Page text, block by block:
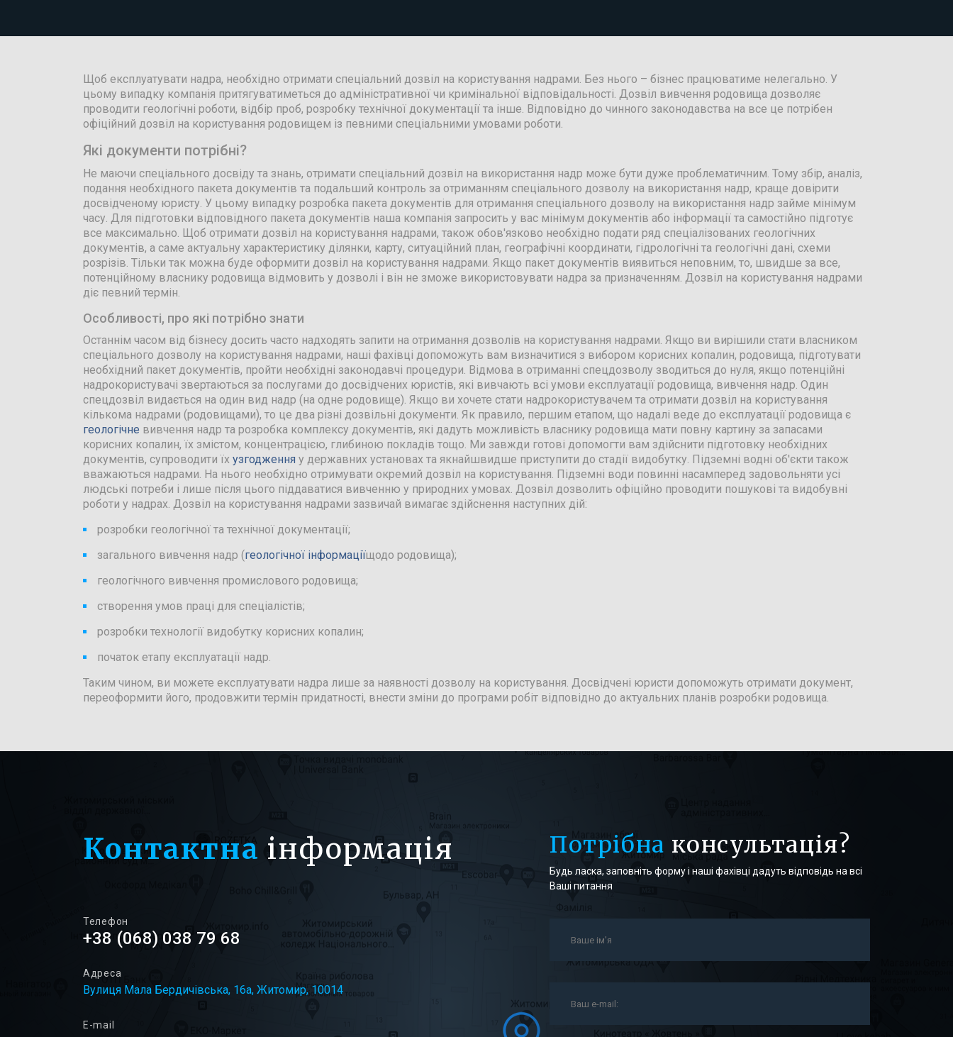
Щоб експлуатувати надра, необхідно отримати спеціальний дозвіл на користування надрами. Без нього – бізнес працюватиме нелегально. У
цьому випадку компанія притягуватиметься до адміністративної чи кримінальної відповідальності. Дозвіл вивчення родовища дозволяє
проводити геологічні роботи, відбір проб, розробку технічної документації та інше. Відповідно до чинного законодавства на все це потрібен
офіційний дозвіл на користування родовищем із певними спеціальними умовами роботи.
Які документи потрібні?
Не маючи спеціального досвіду та знань, отримати спеціальний дозвіл на використання надр може бути дуже проблематичним. Тому збір, аналіз,
подання необхідного пакета документів та подальший контроль за отриманням спеціального дозволу на використання надр, краще довірити
досвідченому юристу. У цьому випадку розробка пакета документів для отримання спеціального дозволу на використання надр займе мінімум
часу. Для підготовки відповідного пакета документів наша компанія запросить у вас мінімум документів або інформації та самостійно підготує
все максимально. Щоб отримати дозвіл на користування надрами, також обов'язково необхідно подати ряд спеціалізованих геологічних
документів, а саме актуальну характеристику ділянки, карту, ситуаційний план, географічні координати, гідрологічні та геологічні дані, схеми
розрізів. Тільки так можна буде оформити дозвіл на користування надрами. Якщо пакет документів виявиться неповним, то, швидше за все,
потенційному власнику родовища відмовить у дозволі і він не зможе використовувати надра за призначенням. Дозвіл на користування надрами
діє певний термін.
Особливості, про які потрібно знати
Останнім часом від бізнесу досить часто надходять запити на отримання дозволів на користування надрами. Якщо ви вирішили стати власником
спеціального дозволу на користування надрами, наші фахівці допоможуть вам визначитися з вибором корисних копалин, родовища, підготувати
необхідний пакет документів, пройти необхідні законодавчі процедури. Відмова в отриманні спецдозволу зводиться до нуля, якщо потенційні
надрокористувачі звертаються за послугами до досвідчених юристів, які вивчають всі умови експлуатації родовища, вивчення надр. Один
спецдозвіл видається на один вид надр (на одне родовище). Якщо ви хочете стати надрокористувачем та отримати дозвіл на користування
кількома надрами (родовищами), то це два різні дозвільні документи. Як правило, першим етапом, що надалі веде до експлуатації родовища є
геологічне вивчення надр та розробка комплексу документів, які дадуть можливість власнику родовища мати повну картину за запасами
корисних копалин, їх змістом, концентрацією, глибиною покладів тощо. Ми завжди готові допомогти вам здійснити підготовку необхідних
документів, супроводити їх узгодження у державних установах та якнайшвидше приступити до стадії видобутку. Підземні водні об'єкти також
вважаються надрами. На нього необхідно отримувати окремий дозвіл на користування. Підземні води повинні насамперед задовольняти усі
людські потреби і лише після цього піддаватися вивченню у природних умовах. Дозвіл дозволить офіційно проводити пошукові та видобувні
роботи у надрах. Дозвіл на користування надрами зазвичай вимагає здійснення наступних дій:
розробки геологічної та технічної документації;
загального вивчення надр (геологічної інформаціїщодо родовища);
геологічного вивчення промислового родовища;
створення умов праці для спеціалістів;
розробки технології видобутку корисних копалин;
початок етапу експлуатації надр.
Таким чином, ви можете експлуатувати надра лише за наявності дозволу на користування. Досвідчені юристи допоможуть отримати документ,
переоформити його, продовжити термін придатності, внести зміни до програми робіт відповідно до актуальних планів розробки родовища.
Контактна інформація
Телефон
+38 (068) 038 79 68
Адреса
Вулиця Мала Бердичівська, 16а, Житомир, 10014
E-mail
Потрібна консультація?
Будь ласка, заповніть форму і наші фахівці дадуть відповідь на всі
Ваші питання